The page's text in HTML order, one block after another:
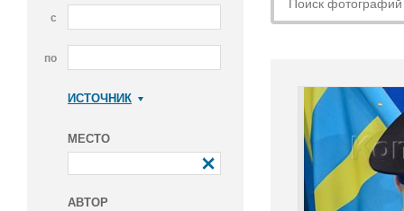
с
по
ИСТОЧНИК
МЕСТО
АВТОР